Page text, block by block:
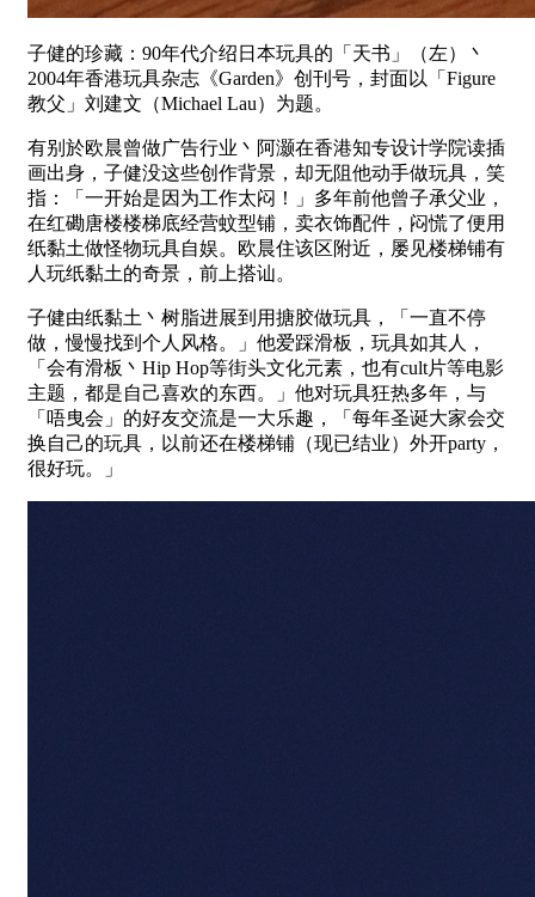
子健的珍藏：90年代介绍日本玩具的「天书」（左）丶
2004年香港玩具杂志《Garden》创刊号，封面以「Figure
教父」刘建文（Michael Lau）为题。
有别於欧晨曾做广告行业丶阿灏在香港知专设计学院读插
画出身，子健没这些创作背景，却无阻他动手做玩具，笑
指：「一开始是因为工作太闷！」多年前他曾子承父业，
在红磡唐楼楼梯底经营蚊型铺，卖衣饰配件，闷慌了便用
纸黏土做怪物玩具自娱。欧晨住该区附近，屡见楼梯铺有
人玩纸黏土的奇景，前上搭讪。
子健由纸黏土丶树脂进展到用搪胶做玩具，「一直不停
做，慢慢找到个人风格。」他爱踩滑板，玩具如其人，
「会有滑板丶Hip Hop等街头文化元素，也有cult片等电影
主题，都是自己喜欢的东西。」他对玩具狂热多年，与
「唔曳会」的好友交流是一大乐趣，「每年圣诞大家会交
换自己的玩具，以前还在楼梯铺（现已结业）外开party，
很好玩。」